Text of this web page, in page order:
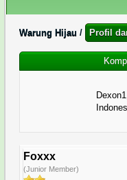
Warung Hijau / Profil
Foxxx
(Junior Member)